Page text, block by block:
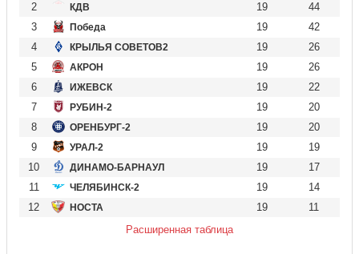
2
КДВ 19
44
3
Победа 19
42
4
КРЫЛЬЯ СОВЕТОВ2 19
26
5
АКРОН 19
26
6
ИЖЕВСК 19
22
7
РУБИН-2 19
20
8
ОРЕНБУРГ-2 19
20
9
УРАЛ-2 19
19
10
ДИНАМО-БАРНАУЛ 19
17
11
ЧЕЛЯБИНСК-2 19
14
12
НОСТА 19
11
Расширенная таблица